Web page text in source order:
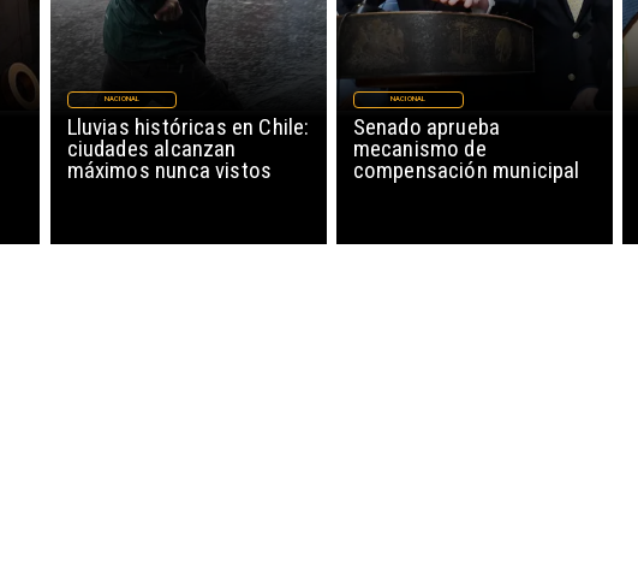
Lluvias históricas en Chile:
ciudades alcanzan
máximos nunca vistos
NACIONAL
Senado aprueba
mecanismo de
compensación municipal
NACIONAL